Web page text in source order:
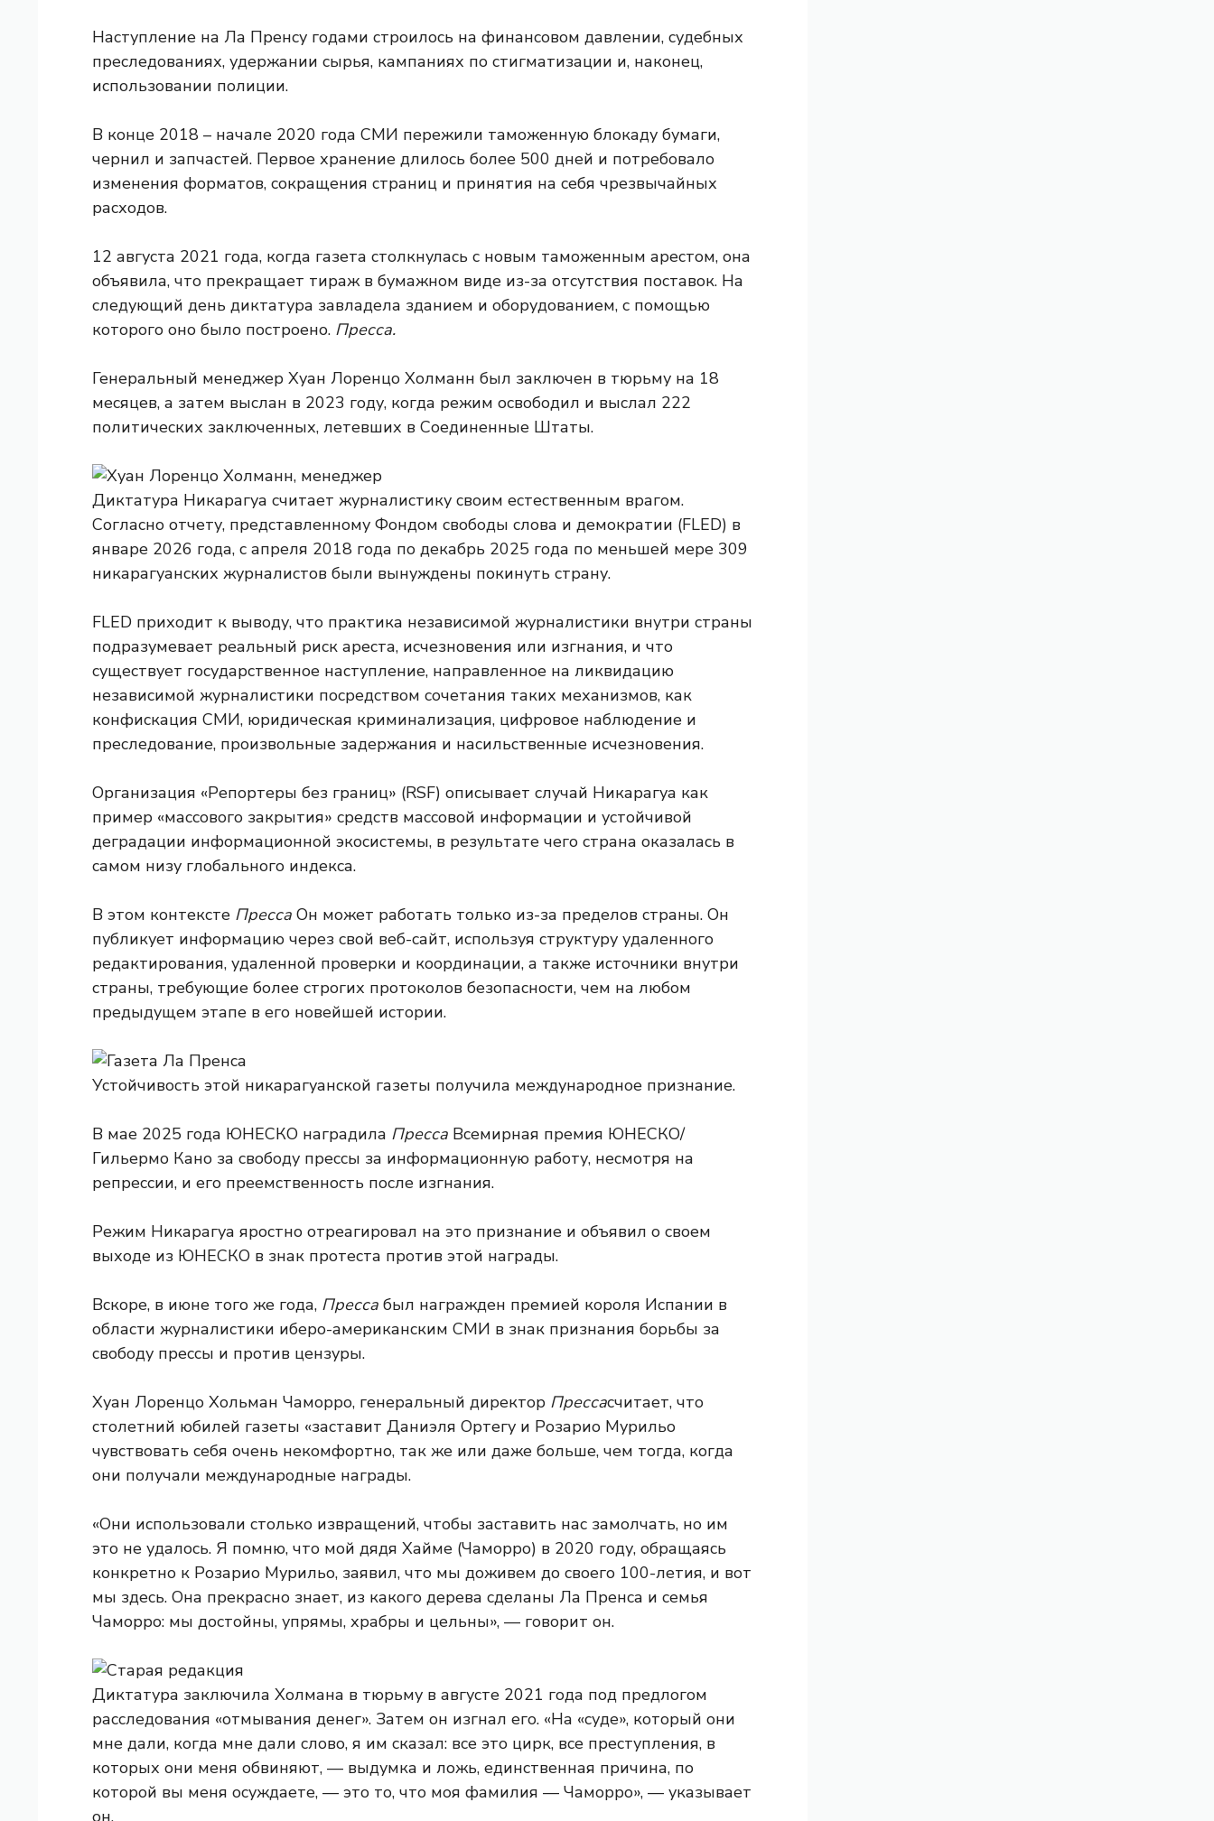
Наступление на Ла Пренсу годами строилось на финансовом давлении, судебных
преследованиях, удержании сырья, кампаниях по стигматизации и, наконец,
использовании полиции.
В конце 2018 – начале 2020 года СМИ пережили таможенную блокаду бумаги,
чернил и запчастей. Первое хранение длилось более 500 дней и потребовало
изменения форматов, сокращения страниц и принятия на себя чрезвычайных
расходов.
12 августа 2021 года, когда газета столкнулась с новым таможенным арестом, она
объявила, что прекращает тираж в бумажном виде из-за отсутствия поставок. На
следующий день диктатура завладела зданием и оборудованием, с помощью
которого оно было построено. Пресса.
Генеральный менеджер Хуан Лоренцо Холманн был заключен в тюрьму на 18
месяцев, а затем выслан в 2023 году, когда режим освободил и выслал 222
политических заключенных, летевших в Соединенные Штаты.
Диктатура Никарагуа считает журналистику своим естественным врагом.
Согласно отчету, представленному Фондом свободы слова и демократии (FLED) в
январе 2026 года, с апреля 2018 года по декабрь 2025 года по меньшей мере 309
никарагуанских журналистов были вынуждены покинуть страну.
FLED приходит к выводу, что практика независимой журналистики внутри страны
подразумевает реальный риск ареста, исчезновения или изгнания, и что
существует государственное наступление, направленное на ликвидацию
независимой журналистики посредством сочетания таких механизмов, как
конфискация СМИ, юридическая криминализация, цифровое наблюдение и
преследование, произвольные задержания и насильственные исчезновения.
Организация «Репортеры без границ» (RSF) описывает случай Никарагуа как
пример «массового закрытия» средств массовой информации и устойчивой
деградации информационной экосистемы, в результате чего страна оказалась в
самом низу глобального индекса.
В этом контексте Пресса Он может работать только из-за пределов страны. Он
публикует информацию через свой веб-сайт, используя структуру удаленного
редактирования, удаленной проверки и координации, а также источники внутри
страны, требующие более строгих протоколов безопасности, чем на любом
предыдущем этапе в его новейшей истории.
Устойчивость этой никарагуанской газеты получила международное признание.
В мае 2025 года ЮНЕСКО наградила Пресса Всемирная премия ЮНЕСКО/
Гильермо Кано за свободу прессы за информационную работу, несмотря на
репрессии, и его преемственность после изгнания.
Режим Никарагуа яростно отреагировал на это признание и объявил о своем
выходе из ЮНЕСКО в знак протеста против этой награды.
Вскоре, в июне того же года, Пресса был награжден премией короля Испании в
области журналистики иберо-американским СМИ в знак признания борьбы за
свободу прессы и против цензуры.
Хуан Лоренцо Хольман Чаморро, генеральный директор Прессасчитает, что
столетний юбилей газеты «заставит Даниэля Ортегу и Розарио Мурильо
чувствовать себя очень некомфортно, так же или даже больше, чем тогда, когда
они получали международные награды.
«Они использовали столько извращений, чтобы заставить нас замолчать, но им
это не удалось. Я помню, что мой дядя Хайме (Чаморро) в 2020 году, обращаясь
конкретно к Розарио Мурильо, заявил, что мы доживем до своего 100-летия, и вот
мы здесь. Она прекрасно знает, из какого дерева сделаны Ла Пренса и семья
Чаморро: мы достойны, упрямы, храбры и цельны», — говорит он.
Диктатура заключила Холмана в тюрьму в августе 2021 года под предлогом
расследования «отмывания денег». Затем он изгнал его. «На «суде», который они
мне дали, когда мне дали слово, я им сказал: все это цирк, все преступления, в
которых они меня обвиняют, — выдумка и ложь, единственная причина, по
которой вы меня осуждаете, — это то, что моя фамилия — Чаморро», — указывает
он.